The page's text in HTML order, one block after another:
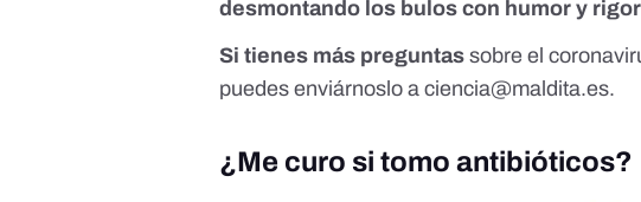
desmontando los bulos con humor y rigor
Si tienes más preguntas sobre el
puedes enviárnoslo aciencia@maldita.es.
¿Me curo si tomo antibióticos?